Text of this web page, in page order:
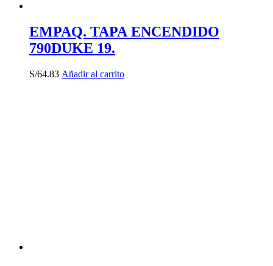
EMPAQ. TAPA ENCENDIDO
790DUKE 19.
S/64.83 Añadir al carrito